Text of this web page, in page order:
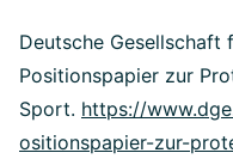
Deutsche Gesellschaft
Positionspapier zur
Sport. https://
ositionspapier-zur-